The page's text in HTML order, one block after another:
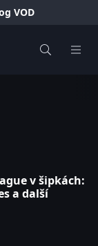
VOD
v šipkách:
a další